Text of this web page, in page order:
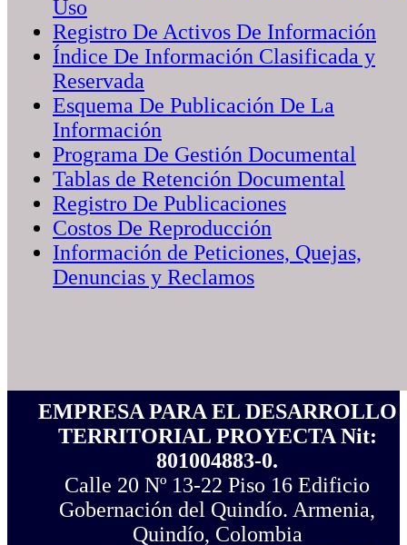
Uso
Registro De Activos De Información
Índice De Información Clasificada y
Reservada
Esquema De Publicación De La
Información
Programa De Gestión Documental
Tablas de Retención Documental
Registro De Publicaciones
Costos De Reproducción
Información de Peticiones, Quejas,
Denuncias y Reclamos
EMPRESA PARA EL DESARROLLO
TERRITORIAL PROYECTA Nit:
801004883-0.
Calle 20 Nº 13-22 Piso 16 Edificio
Gobernación del Quindío. Armenia,
Quindío, Colombia